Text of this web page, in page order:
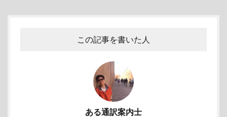
この記事を書いた人
ある通訳案内士